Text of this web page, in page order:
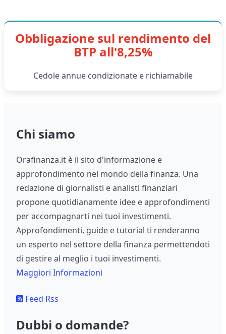
Obbligazione sul rendimento del
BTP all'8,25%
Cedole annue condizionate e richiamabile
Chi siamo
Orafinanza.it è il sito d'informazione e
approfondimento nel mondo della finanza. Una
redazione di giornalisti e analisti finanziari
propone quotidianamente idee e approfondimenti
per accompagnarti nei tuoi investimenti.
Approfondimenti, guide e tutorial ti renderanno
un esperto nel settore della finanza permettendoti
di gestire al meglio i tuoi investimenti.
Maggiori Informazioni
Feed Rss
Dubbi o domande?